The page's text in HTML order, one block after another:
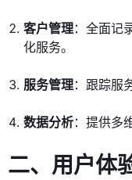
客户管理：全面记
化服务。
服务管理：跟踪服
数据分析：提供多
二、用户体